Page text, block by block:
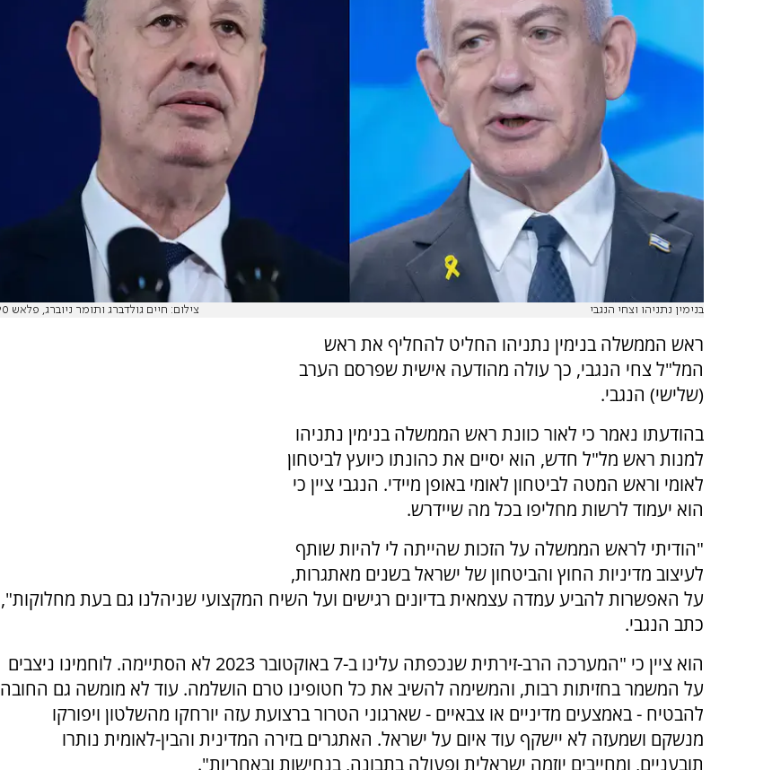
בנימין נתניהו וצחי הנגבי צילום: חיים גולדברג ותומר ניוברג, פלאש 90
ראש הממשלה בנימין נתניהו החליט להחליף את ראש
המל"ל צחי הנגבי, כך עולה מהודעה אישית שפרסם הערב
(שלישי) הנגבי.
בהודעתו נאמר כי לאור כוונת ראש הממשלה בנימין נתניהו
למנות ראש מל"ל חדש, הוא יסיים את כהונתו כיועץ לביטחון
לאומי וראש המטה לביטחון לאומי באופן מיידי. הנגבי ציין כי
הוא יעמוד לרשות מחליפו בכל מה שיידרש.
"הודיתי לראש הממשלה על הזכות שהייתה לי להיות שותף
לעיצוב מדיניות החוץ והביטחון של ישראל בשנים מאתגרות,
על האפשרות להביע עמדה עצמאית בדיונים רגישים ועל השיח המקצועי שניהלנו גם בעת מחלוקות",
כתב הנגבי.
הוא ציין כי "המערכה הרב-זירתית שנכפתה עלינו ב-7 באוקטובר 2023 לא הסתיימה. לוחמינו ניצבים
על המשמר בחזיתות רבות, והמשימה להשיב את כל חטופינו טרם הושלמה. עוד לא מומשה גם החובה
להבטיח - באמצעים מדיניים או צבאיים - שארגוני הטרור ברצועת עזה יורחקו מהשלטון ויפורקו
מנשקם ושמעזה לא יישקף עוד איום על ישראל. האתגרים בזירה המדינית והבין-לאומית נותרו
תובעניים, ומחייבים יוזמה ישראלית ופעולה בתבונה, בנחישות ובאחריות".